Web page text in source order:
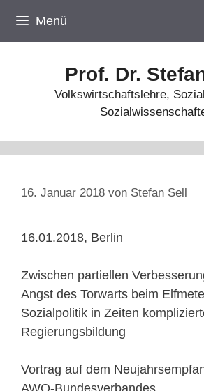
Inhalt
springen
Menü
Prof. Dr.
Volkswirtschaftslehre,
16. Januar 2018 von Stefan Sell
16.01.2018, Berlin
Zwischen partiellen
Angst des Torwarts beim
Sozialpolitik in Zeiten
Regierungsbildung
Vortrag auf dem
AWO-Bundesverbandes